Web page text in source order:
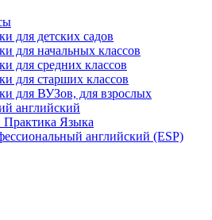
для детских садов
для начальных классов
для средних классов
для старших классов
для ВУЗов, для взрослых
английский
Практика Языка
английский (ESP)